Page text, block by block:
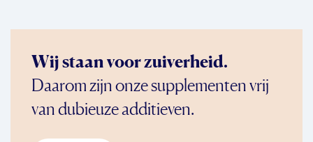
Wij staan voor zuiverheid.
Daarom zijn onze supplementen vrij
van dubieuze additieven.